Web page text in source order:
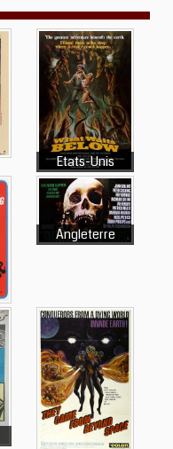
Etats-Unis
Angleterre